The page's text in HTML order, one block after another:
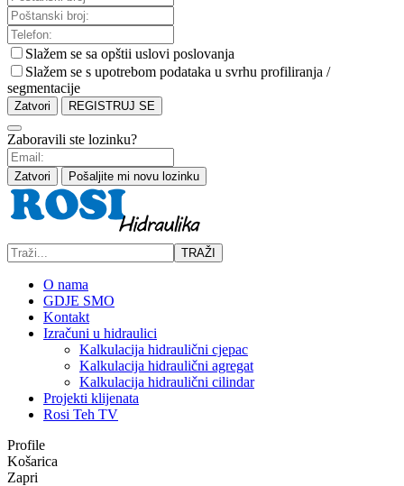
Slažem se sa opštii uslovi poslovanja
Slažem se s upotrebom podataka u svrhu profiliranja /
segmentacije
Zatvori REGISTRUJ SE
Zaboravili ste lozinku?
Zatvori Pošaljite mi novu lozinku
TRAŽI
O nama
GDJE SMO
Kontakt
Izračuni u hidraulici
Kalkulacija hidraulični cjepac
Kalkulacija hidraulični agregat
Kalkulacija hidraulični cilindar
Projekti klijenata
Rosi Teh TV
Profile
Košarica
Zapri